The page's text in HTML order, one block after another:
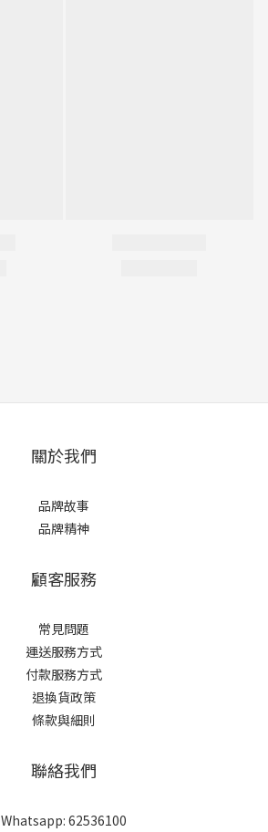
關於我們
品牌故事
品牌精神
顧客服務
常見問題
運送服務方式
付款服務方式
退換貨政策
條款與細則
聯絡我們
Whatsapp: 62536100